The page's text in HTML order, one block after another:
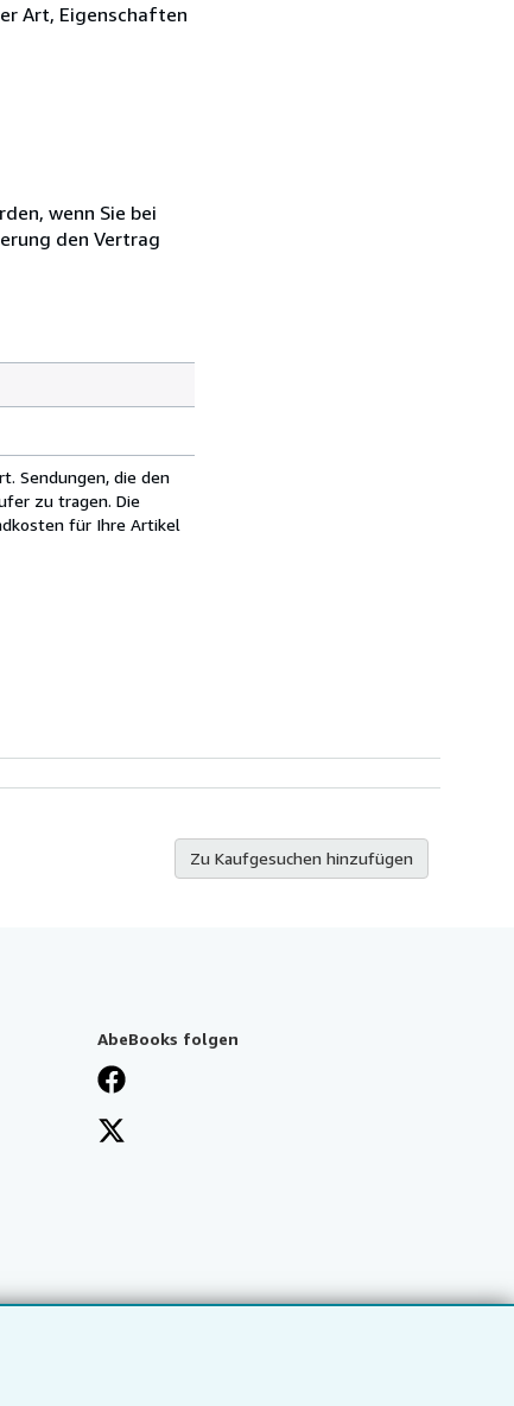
Art, Eigenschaften
wenn Sie bei
den Vertrag
Sendungen, die den
zu tragen. Die
für Ihre Artikel
Zu Kaufgesuchen hinzufügen
AbeBooks folgen